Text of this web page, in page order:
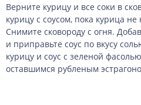
Верните курицу и все соки в
курицу с соусом, пока курица
Снимите сковороду с огня.
и приправьте соус по вкусу
курицу и соус с зеленой
оставшимся рубленым